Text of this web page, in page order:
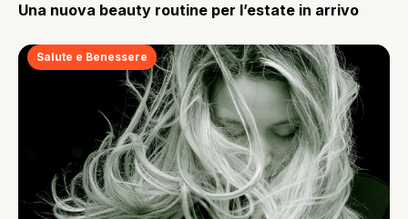
Una nuova beauty routine per l’estate in arrivo
Salute e Benessere